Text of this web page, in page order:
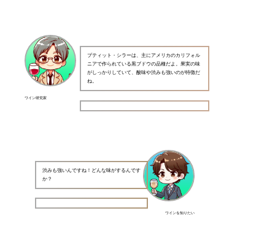
ワイン研究家
プティット・シラーは、主にアメリカのカリフォル
ニアで作られている黒ブドウの品種だよ。果実の味
がしっかりしていて、酸味や渋みも強いのが特徴だ
ね。
ワインを知りたい
渋みも強いんですね！どんな味がするんです
か？